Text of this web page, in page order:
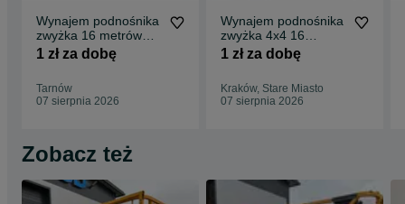
Wynajem podnośnika
zwyżka 16 metrów
Haulotte JLG Genie
1 zł za dobę
Tarnów
07 sierpnia 2026
Wynajem podnośnika
zwyżka 4x4 16
metrów HAULOTTE
1 zł za dobę
Kraków, Stare Miasto
07 sierpnia 2026
Zobacz też